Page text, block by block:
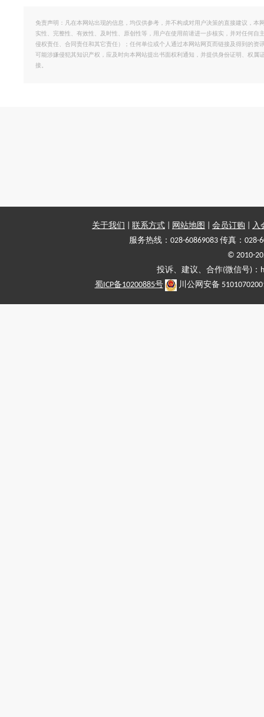
免责声明：凡在本网站出现的信息，均仅供参考，并不构成对用户决策的直接建议，
实性、完整性、有效性、及时性、原创性等，用户在使用前请进一步核实，并对任何
侵权责任、合同责任和其它责任）；任何单位或个人通过本网站网页而链接及得到的
可能涉嫌侵犯其知识产权，应及时向本网站提出书面权利通知，并提供身份证明、权
接。
关于我们 联系方式 网站地图 会员订购
入
服务热线：028-60869083 传真：028-
© 2010-
投诉、建议、合作(微信号)
蜀ICP备10200885号
川公网安备